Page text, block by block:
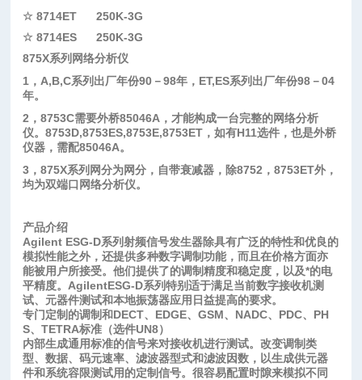
☆8714ET 250K-3G
☆8714ES 250K-3G
875X系列网络分析仪
1 ， A,B,C系列出厂年份90 －98年， ET,ES系列出厂年份98 －04
年。
2 ，8753C需要外桥85046A ，才能构成一台完整的网络分析
仪。8753D,8753ES,8753E,8753ET ，如有H11选件，也是外桥
仪器，需配85046A。
3 ，875X系列网分为网分，自带衰减器，除8752 ，8753ET外，
均为双端口网络分析仪。
产品介绍
Agilent ESG-D系列射频信号发生器除具有广泛的特性和优良的
模拟性能之外，还提供多种数字调制功能，而且在价格方面亦
能被用户所接受。他们提供了的调制精度和稳定度，以及*的电
平精度。AgilentESG-D系列特别适于满足当前数字接收机测
试、元器件测试和本地振荡器应用日益提高的要求。
专门定制的调制和DECT、 EDGE、GSM、 NADC、 PDC、 PH
S、TETRA标准（选件UN8）
内部生成通用标准的信号来对接收机进行测试。改变调制类
型、数据、码元速率、滤波器型式和滤波因数，以生成供元器
件和系统容限测试用的定制信号。很容易配置时隙来模拟不同